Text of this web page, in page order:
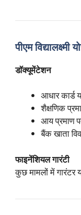
पीएम
डॉक्यूमेंटेशन
आधार कार्ड
शैक्षणिक
आय प्रमाण
बैंक खाता
फाइनेंशियल गारंटी
कुछ मामलों में